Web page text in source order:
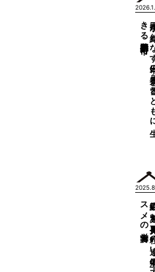
雪
新潟県十日町市～
栄養力